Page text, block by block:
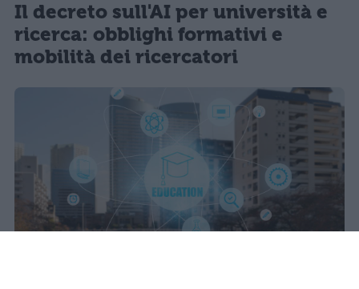
Il decreto sull'AI per università e
ricerca: obblighi formativi e
mobilità dei ricercatori